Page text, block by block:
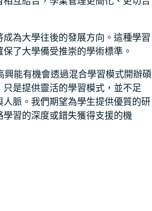
為大學往後的發展方向。這種學習
了大學備受推崇的學術標準。
能有機會透過混合學習模式開辦碩
是提供靈活的學習模式，並不足
脈。我們期望為學生提供優質的研
習的深度或錯失獲得支援的機